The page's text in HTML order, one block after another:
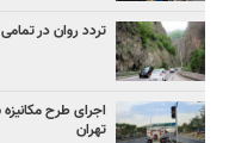
تردد روان در
اجرای طرح
تهران